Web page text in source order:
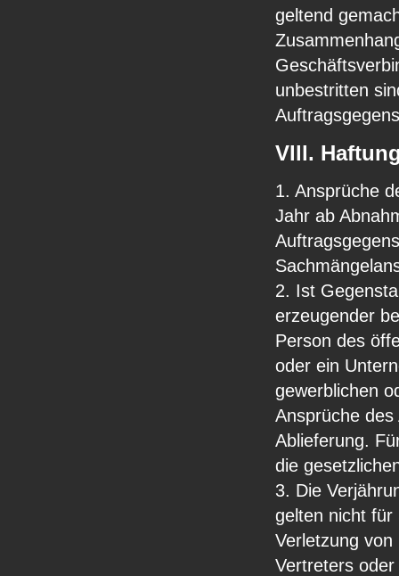
geltend
unbestritten
Vlll.
1. Ansprüche
Jahr ab
2. Ist
erzeugender
Person des
oder ein
gewerblichen
Ansprüche
Ablieferung.
die
3. Die
gelten nicht für
Verletzung
Vertreters